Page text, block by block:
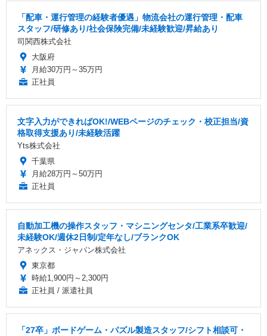
「配車・運行管理の経験者優遇」物流会社の運行管理・配車
スタッフ/研修あり/社会保険完備/未経験歓迎/昇給あり
司関西株式会社
大阪府
月給30万円～35万円
正社員
文字入力ができればOK!/WEBページのチェック・校正担当/資
格取得支援あり/未経験活躍
Yts株式会社
千葉県
月給28万円～50万円
正社員
自動加工機の操作スタッフ・マシニングセンタ/工業系卒歓迎/
未経験OK/週休2日制/定年なし/ブランクOK
アネックス・ジャパン株式会社
東京都
時給1,900円～2,300円
正社員 / 派遣社員
「27卒」ボードゲーム・パズル製造スタッフ/シフト相談可・